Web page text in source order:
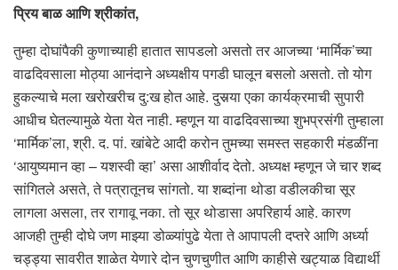
प्रिय बाळ आणि श्रीकांत,
तुम्हा दोघांपैकी कुणाच्याही हातात सापडलो असतो तर आजच्या ‘मार्मिक’च्या
वाढदिवसाला मोठ्या आनंदाने अध्यक्षीय पगडी घालून बसलो असतो. तो योग
हुकल्याचे मला खरोखरीच दु:ख होत आहे. दुसर्‍या एका कार्यक्रमाची सुपारी
आधीच घेतल्यामुळे येता येत नाही. म्हणून या वाढदिवसाच्या शुभप्रसंगी तुम्हाला
‘मार्मिक’ला, श्री. द. पां. खांबेटे आदी करोन तुमच्या समस्त सहकारी मंडळींना
‘आयुष्यमान व्हा – यशस्वी व्हा’ असा आशीर्वाद देतो. अध्यक्ष म्हणून जे चार शब्द
सांगितले असते, ते पत्रातूनच सांगतो. या शब्दांना थोडा वडीलकीचा सूर
लागला असला, तर रागावू नका. तो सूर थोडासा अपरिहार्य आहे. कारण
आजही तुम्ही दोघे जण माझ्या डोळ्यांपुढे येता ते आपापली दप्तरे आणि अर्ध्या
चड्ड्या सावरीत शाळेत येणारे दोन चुणचुणीत आणि काहीसे खट्याळ विद्यार्थी